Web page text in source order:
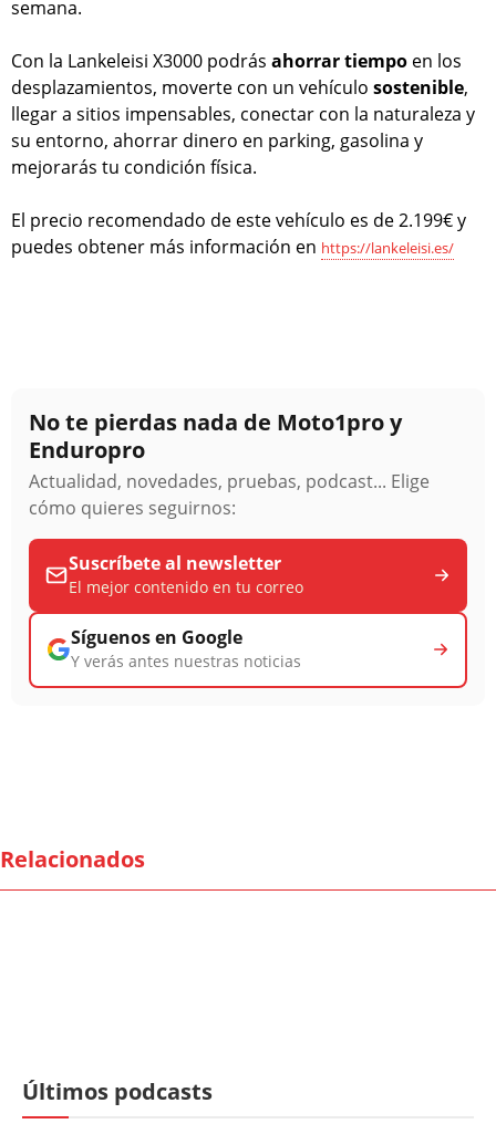
semana.
Con la Lankeleisi X3000 podrás ahorrar tiempo en los
desplazamientos, moverte con un vehículo sostenible,
llegar a sitios impensables, conectar con la naturaleza y
su entorno, ahorrar dinero en parking, gasolina y
mejorarás tu condición física.
El precio recomendado de este vehículo es de 2.199€ y
puedes obtener más información en https://lankeleisi.es/
No te pierdas nada de Moto1pro y
Enduropro
Actualidad, novedades, pruebas, podcast... Elige
cómo quieres seguirnos:
Suscríbete al newsletter
El mejor contenido en tu correo
Síguenos en Google
Y verás antes nuestras noticias
Relacionados
Últimos podcasts